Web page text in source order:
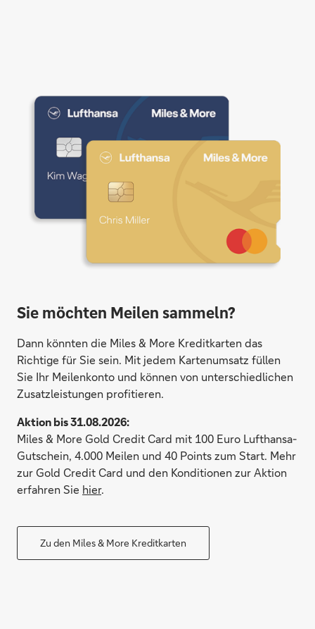
Sie möchten Meilen sammeln?
Dann könnten die Miles & More Kreditkarten das
Richtige für Sie sein. Mit jedem Kartenumsatz füllen
Sie Ihr Meilenkonto und können von unterschiedlichen
Zusatzleistungen profitieren.
Aktion bis 31.08.2026:
Miles & More Gold Credit Card mit 100 Euro Lufthansa-
Gutschein, 4.000 Meilen und 40 Points zum Start. Mehr
zur Gold Credit Card und den Konditionen zur Aktion
erfahren Sie hier.
Zu den Miles & More Kreditkarten